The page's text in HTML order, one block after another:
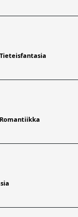
Tieteisfantasia
Romantiikka